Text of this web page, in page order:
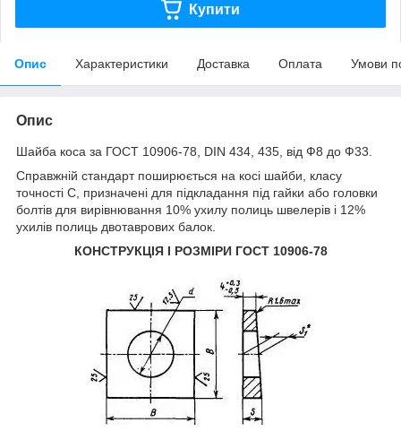
Купити
Опис Характеристики Доставка Оплата Умови
Опис
Шайба коса за ГОСТ 10906-78, DIN 434, 435, від Ф8 до Ф33.
Справжній стандарт поширюється на косі шайби, класу
точності С, призначені для підкладання під гайки або головки
болтів для вирівнювання 10% ухилу полиць швелерів і 12%
ухилів полиць двотаврових балок.
КОНСТРУКЦІЯ І РОЗМІРИ ГОСТ 10906-78